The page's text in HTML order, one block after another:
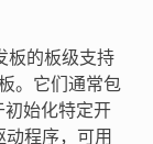
板的板级支持
。它们通常包
初始化特定开
动程序，可用